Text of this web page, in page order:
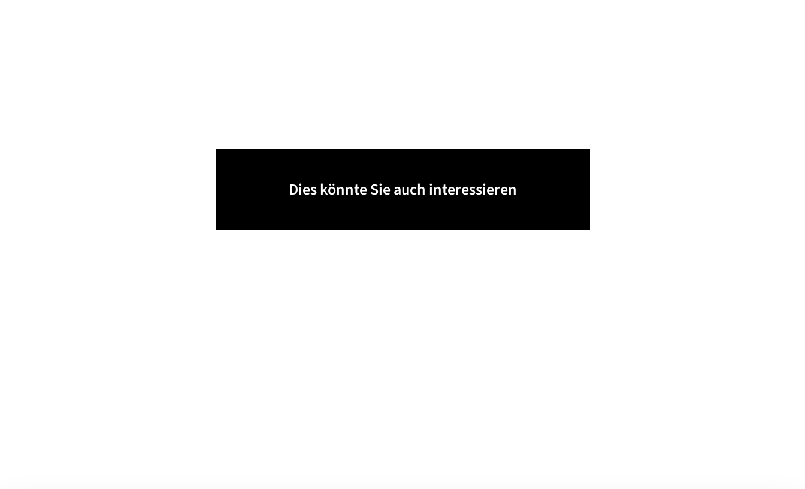
Dies könnte Sie auch interessieren